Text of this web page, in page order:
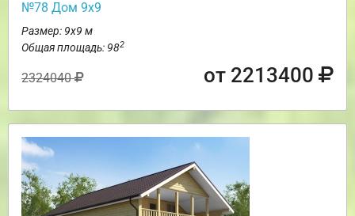
№78 Дом 9х9
Размер: 9х9 м
Общая площадь: 982
2324040 от 2213400